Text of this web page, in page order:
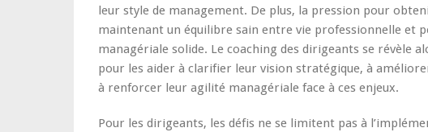
leur style de management. De plus, la pression pour
maintenant un équilibre sain entre vie professionnelle et
managériale solide. Le coaching des dirigeants se révèle
pour les aider à clarifier leur vision stratégique, à
à renforcer leur agilité managériale face à ces enjeux.
Pour les dirigeants, les défis ne se limitent pas à